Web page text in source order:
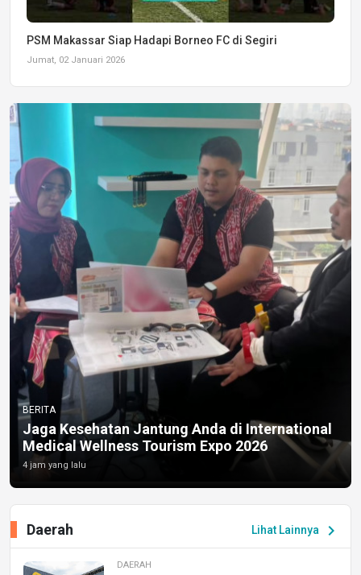
PSM Makassar Siap Hadapi Borneo FC di Segiri
Jumat, 02 Januari 2026
BERITA
Jaga Kesehatan Jantung Anda di International
Medical Wellness Tourism Expo 2026
4 jam yang lalu
Lihat Lainnya chevron_right
Daerah
DAERAH